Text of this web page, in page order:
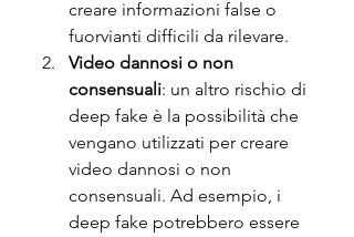
creare informazioni false o
fuorvianti difficili da rilevare.
Video dannosi o non
consensuali: un altro rischio di
deep fake è la possibilità che
vengano utilizzati per creare
video dannosi o non
consensuali. Ad esempio, i
deep fake potrebbero essere